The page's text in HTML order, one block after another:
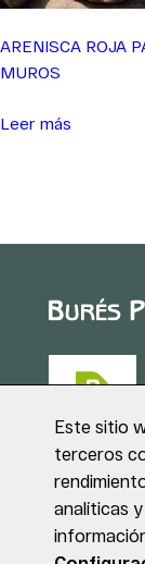
ARENISCA ROJA
MUROS
Leer más
Puig de
17180
(Girona)
Tel. +34
Este sitio
terceros
analíticas y